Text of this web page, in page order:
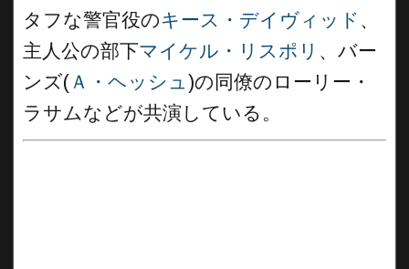
タフな警官役のキース・デイヴィッド 、
主人公の部下マイケル・リスポリ 、バー
ンズ( Ａ・ヘッシュ)の同僚のローリー・
ラサムなどが共演している。